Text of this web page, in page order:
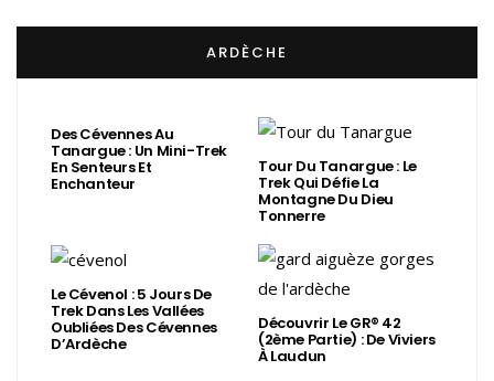
ARDÈCHE
Des Cévennes Au
Tanargue : Un Mini-Trek
En Senteurs Et
Enchanteur
Tour Du Tanargue : Le
Trek Qui Défie La
Montagne Du Dieu
Tonnerre
Le Cévenol : 5 Jours De
Trek Dans Les Vallées
Oubliées Des Cévennes
D’Ardèche
Découvrir Le GR® 42
(2ème Partie) : De Viviers
À Laudun